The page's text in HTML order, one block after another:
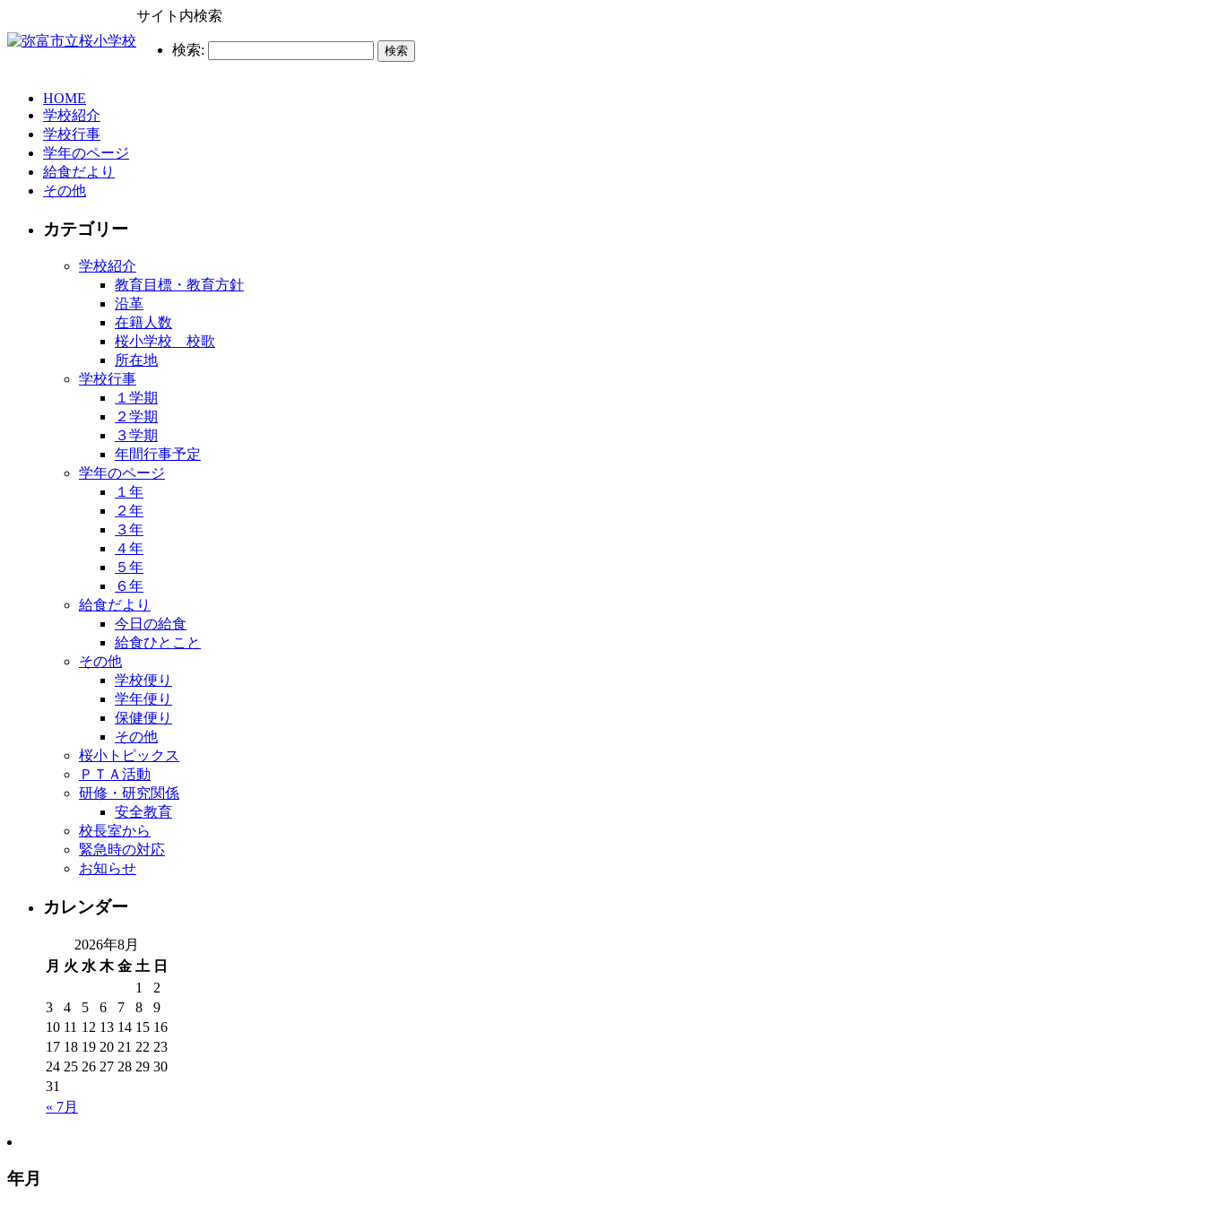
サイト内検索
検索:
HOME
学校紹介
学校行事
学年のページ
給食だより
その他
カテゴリー
学校紹介
教育目標・教育方針
沿革
在籍人数
桜小学校 校歌
所在地
学校行事
１学期
２学期
３学期
年間行事予定
学年のページ
１年
２年
３年
４年
５年
６年
給食だより
今日の給食
給食ひとこと
その他
学校便り
学年便り
保健便り
その他
桜小トピックス
ＰＴＡ活動
研修・研究関係
安全教育
校長室から
緊急時の対応
お知らせ
カレンダー
2026年8月
月 火 水 木 金 土 日
« 7月
1
2
3
4 5 6 7 8
9
10 11 12 13 14 15 16
17 18 19 20 21 22 23
24 25 26 27 28 29 30
31
年月